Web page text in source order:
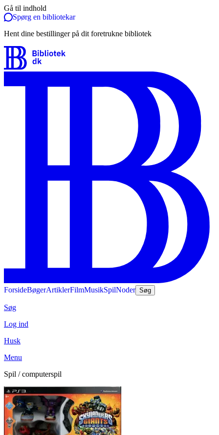
Gå til indhold
Spørg en bibliotekar
Hent dine bestillinger på dit foretrukne bibliotek
ForsideBøgerArtiklerFilmMusikSpilNoder Søg
Søg
Log ind
Husk
Menu
Spil / computerspil